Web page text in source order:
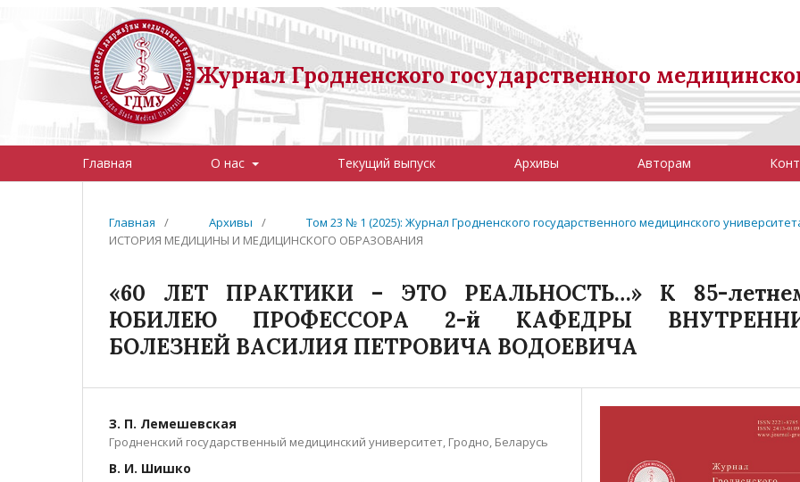
Журнал Гродненского государственного
Главная О нас Текущий выпуск Архивы Авторам
Главная / Архивы / Том 23 № 1 (2025): Журнал Гродненского государственного медицинского
ИСТОРИЯ МЕДИЦИНЫ И МЕДИЦИНСКОГО ОБРАЗОВАНИЯ
«60 ЛЕТ ПРАКТИКИ – ЭТО РЕАЛЬНОСТЬ…» К 85-
ЮБИЛЕЮ ПРОФЕССОРА 2-й КАФЕДРЫ
БОЛЕЗНЕЙ ВАСИЛИЯ ПЕТРОВИЧА ВОДОЕВИЧА
З. П. Лемешевская
Гродненский государственный медицинский университет, Гродно, Беларусь
В. И. Шишко